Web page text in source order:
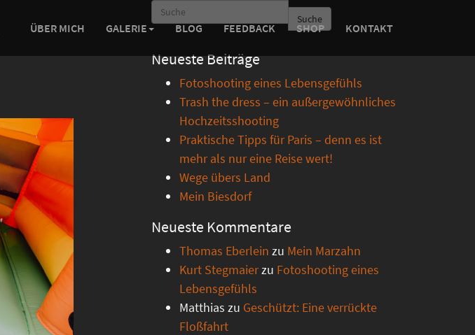
ÜBER MICH GALERIE BLOG FEEDBACK SHOP KONTAKT
Suche
Neueste Beiträge
Fotoshooting eines Lebensgefühls
Trash the dress – ein außergewöhnliches
Hochzeitsshooting
Praktische Tipps für Paris – denn es ist
mehr als nur eine Reise wert!
Wege übers Land
Mein Biesdorf
Neueste Kommentare
Thomas Eberlein zu Mein Marzahn
Kurt Stegmaierzu Fotoshooting eines
Lebensgefühls
Matthias zu Geschützt: Eine verrückte
Floßfahrt